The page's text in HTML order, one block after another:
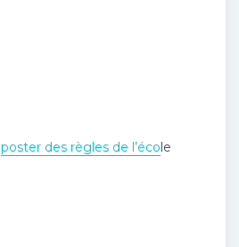
poster des règles de l’école